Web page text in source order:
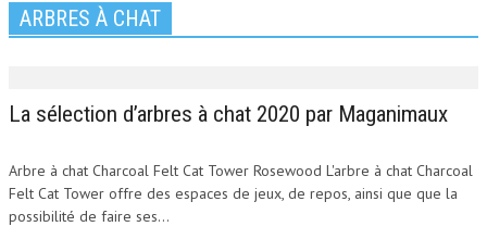
ARBRES À CHAT
La sélection d’arbres à chat 2020 par Maganimaux
Arbre à chat Charcoal Felt Cat Tower Rosewood L'arbre à chat Charcoal
Felt Cat Tower offre des espaces de jeux, de repos, ainsi que que la
possibilité de faire ses...